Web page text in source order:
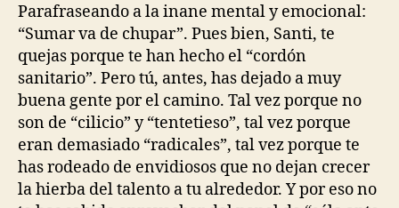
Parafraseando a la inane mental y emocional:
“Sumar va de chupar”. Pues bien, Santi, te
quejas porque te han hecho el “cordón
sanitario”. Pero tú, antes, has dejado a muy
buena gente por el camino. Tal vez porque no
son de “cilicio” y “tentetieso”, tal vez porque
eran demasiado “radicales”, tal vez porque te
has rodeado de envidiosos que no dejan crecer
la hierba del talento a tu alrededor. Y por eso no